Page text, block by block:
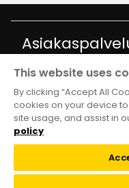
Kysymyksiä ja
Tietoja
Tavaratalot ja
Club Rusta
Klubitarjoukset
This website uses
By clicking “Accept All
cookies on your device
site usage, and assist in
policy